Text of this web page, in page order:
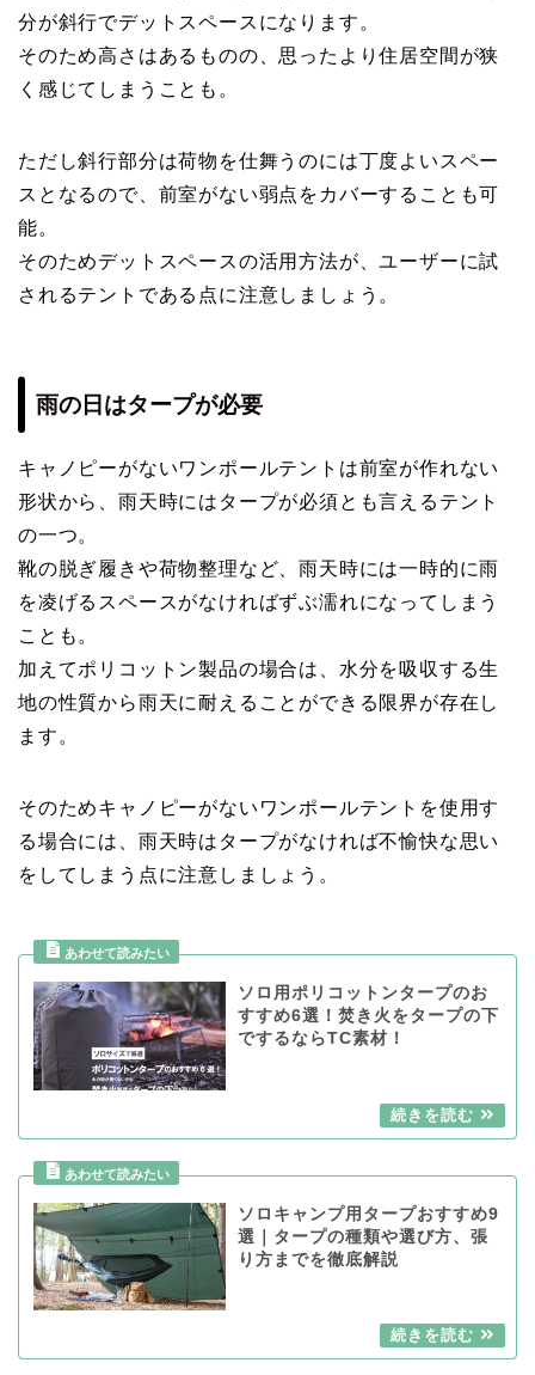
分が斜行でデットスペースになります。
そのため高さはあるものの、思ったより住居空間が狭
く感じてしまうことも。
ただし斜行部分は荷物を仕舞うのには丁度よいスペー
スとなるので、前室がない弱点をカバーすることも可
能。
そのためデットスペースの活用方法が、ユーザーに試
されるテントである点に注意しましょう。
雨の日はタープが必要
キャノピーがないワンポールテントは前室が作れない
形状から、雨天時にはタープが必須とも言えるテント
の一つ。
靴の脱ぎ履きや荷物整理など、雨天時には一時的に雨
を凌げるスペースがなければずぶ濡れになってしまう
ことも。
加えてポリコットン製品の場合は、水分を吸収する生
地の性質から雨天に耐えることができる限界が存在し
ます。
そのためキャノピーがないワンポールテントを使用す
る場合には、雨天時はタープがなければ不愉快な思い
をしてしまう点に注意しましょう。
ソロ用ポリコットンタープのお
すすめ6選！焚き火をタープの下
でするならTC素材！
ソロキャンプ用タープおすすめ9
選｜タープの種類や選び方、張
り方までを徹底解説